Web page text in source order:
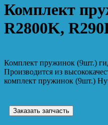
Комплект
R2800K,
Комплект пружинок (9шт.)
Производится из
комплект пружинок (9шт.)
Заказать запчасть